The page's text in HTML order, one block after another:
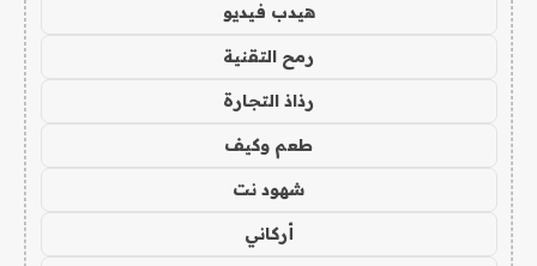
هيدب فيديو
رمح التقنية
رذاذ التجارة
طعم وكيف
شهود نت
أركاني